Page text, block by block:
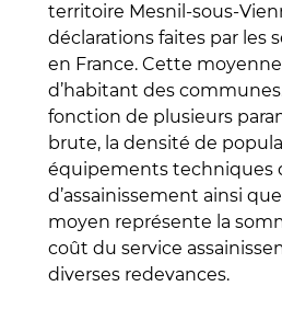
territoire Mesnil-sous-
déclarations faites par les
en France. Cette
d’habitant des
fonction de plusieurs
brute, la densité de
équipements techniques
d’assainissement ainsi
moyen représente la
coût du service
diverses redevances.